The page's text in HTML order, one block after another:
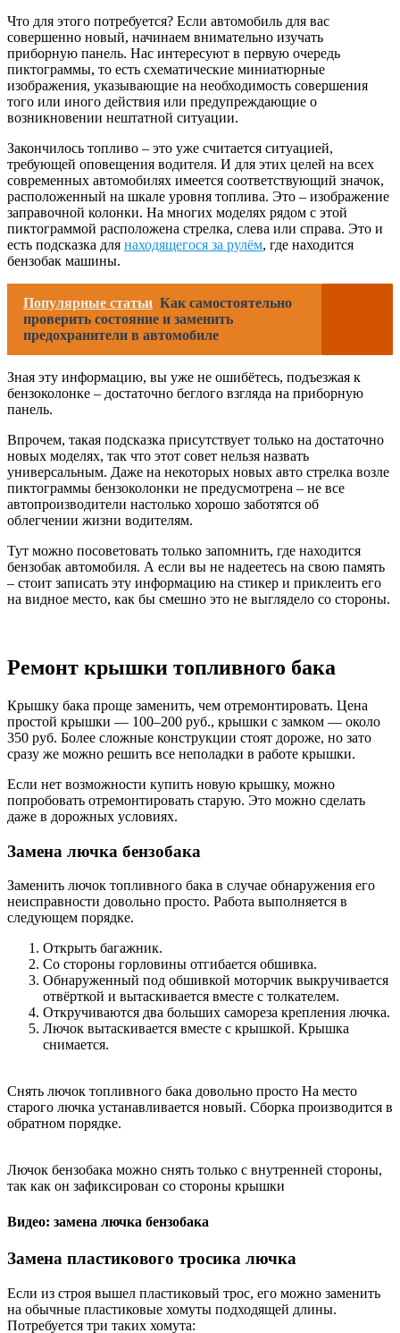
Что для этого потребуется? Если автомобиль для вас
совершенно новый, начинаем внимательно изучать
приборную панель. Нас интересуют в первую очередь
пиктограммы, то есть схематические миниатюрные
изображения, указывающие на необходимость совершения
того или иного действия или предупреждающие о
возникновении нештатной ситуации.
Закончилось топливо – это уже считается ситуацией,
требующей оповещения водителя. И для этих целей на всех
современных автомобилях имеется соответствующий значок,
расположенный на шкале уровня топлива. Это – изображение
заправочной колонки. На многих моделях рядом с этой
пиктограммой расположена стрелка, слева или справа. Это и
есть подсказка для находящегося за рулём, где находится
бензобак машины.
Популярные статьи Как самостоятельно
проверить состояние и заменить
предохранители в автомобиле
Зная эту информацию, вы уже не ошибётесь, подъезжая к
бензоколонке – достаточно беглого взгляда на приборную
панель.
Впрочем, такая подсказка присутствует только на достаточно
новых моделях, так что этот совет нельзя назвать
универсальным. Даже на некоторых новых авто стрелка возле
пиктограммы бензоколонки не предусмотрена – не все
автопроизводители настолько хорошо заботятся об
облегчении жизни водителям.
Тут можно посоветовать только запомнить, где находится
бензобак автомобиля. А если вы не надеетесь на свою память
– стоит записать эту информацию на стикер и приклеить его
на видное место, как бы смешно это не выглядело со стороны.
Ремонт крышки топливного бака
Крышку бака проще заменить, чем отремонтировать. Цена
простой крышки — 100–200 руб., крышки с замком — около
350 руб. Более сложные конструкции стоят дороже, но зато
сразу же можно решить все неполадки в работе крышки.
Если нет возможности купить новую крышку, можно
попробовать отремонтировать старую. Это можно сделать
даже в дорожных условиях.
Замена лючка бензобака
Заменить лючок топливного бака в случае обнаружения его
неисправности довольно просто. Работа выполняется в
следующем порядке.
Открыть багажник.
Со стороны горловины отгибается обшивка.
Обнаруженный под обшивкой моторчик выкручивается
отвёрткой и вытаскивается вместе с толкателем.
Откручиваются два больших самореза крепления лючка.
Лючок вытаскивается вместе с крышкой. Крышка
снимается.
Снять лючок топливного бака довольно просто На место
старого лючка устанавливается новый. Сборка производится в
обратном порядке.
Лючок бензобака можно снять только с внутренней стороны,
так как он зафиксирован со стороны крышки
Видео: замена лючка бензобака
Замена пластикового тросика лючка
Если из строя вышел пластиковый трос, его можно заменить
на обычные пластиковые хомуты подходящей длины.
Потребуется три таких хомута: